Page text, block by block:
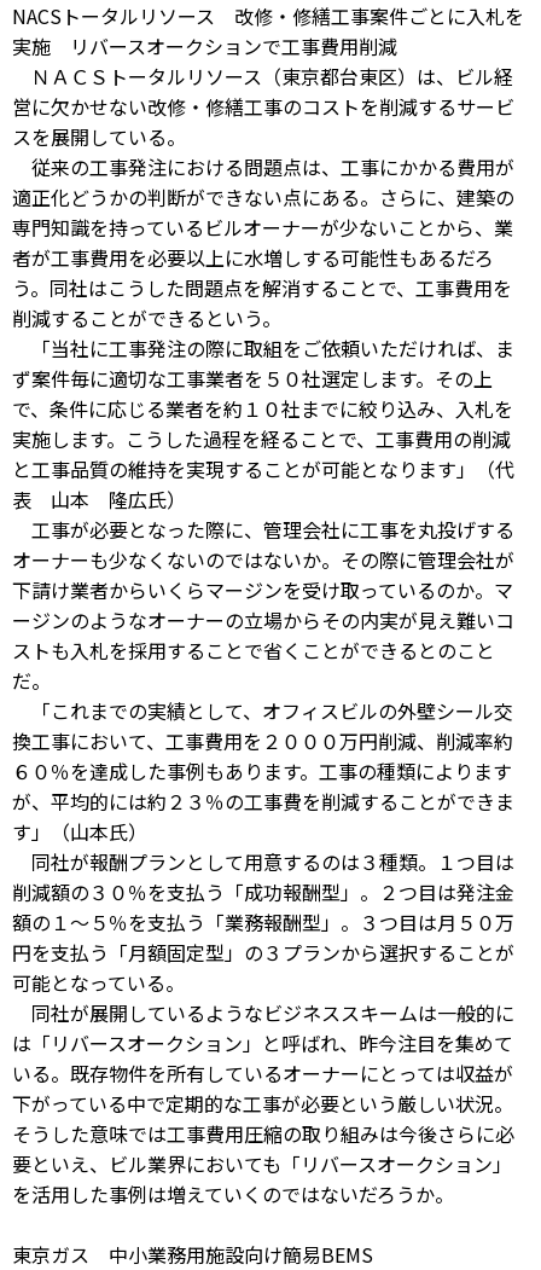
NACSトータルリソース 改修・修繕工事案件ごとに入札を
実施 リバースオークションで工事費用削減
ＮＡＣＳトータルリソース（東京都台東区）は、ビル経
営に欠かせない改修・修繕工事のコストを削減するサービ
スを展開している。
従来の工事発注における問題点は、工事にかかる費用が
適正化どうかの判断ができない点にある。さらに、建築の
専門知識を持っているビルオーナーが少ないことから、業
者が工事費用を必要以上に水増しする可能性もあるだろ
う。同社はこうした問題点を解消することで、工事費用を
削減することができるという。
「当社に工事発注の際に取組をご依頼いただければ、ま
ず案件毎に適切な工事業者を５０社選定します。その上
で、条件に応じる業者を約１０社までに絞り込み、入札を
実施します。こうした過程を経ることで、工事費用の削減
と工事品質の維持を実現することが可能となります」（代
表 山本 隆広氏）
工事が必要となった際に、管理会社に工事を丸投げする
オーナーも少なくないのではないか。その際に管理会社が
下請け業者からいくらマージンを受け取っているのか。マ
ージンのようなオーナーの立場からその内実が見え難いコ
ストも入札を採用することで省くことができるとのこと
だ。
「これまでの実績として、オフィスビルの外壁シール交
換工事において、工事費用を２０００万円削減、削減率約
６０％を達成した事例もあります。工事の種類によります
が、平均的には約２３％の工事費を削減することができま
す」（山本氏）
同社が報酬プランとして用意するのは３種類。１つ目は
削減額の３０％を支払う「成功報酬型」。２つ目は発注金
額の１～５％を支払う「業務報酬型」。３つ目は月５０万
円を支払う「月額固定型」の３プランから選択することが
可能となっている。
同社が展開しているようなビジネススキームは一般的に
は「リバースオークション」と呼ばれ、昨今注目を集めて
いる。既存物件を所有しているオーナーにとっては収益が
下がっている中で定期的な工事が必要という厳しい状況。
そうした意味では工事費用圧縮の取り組みは今後さらに必
要といえ、ビル業界においても「リバースオークション」
を活用した事例は増えていくのではないだろうか。
東京ガス 中小業務用施設向け簡易BEMS